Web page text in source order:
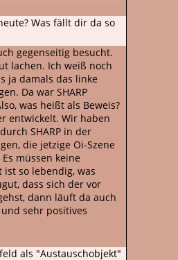
Was fällt dir da so
gegenseitig besucht.
lachen. Ich weiß noch
ja damals das linke
Da war SHARP
was heißt als Beweis?
entwickelt. Wir haben
SHARP in der
die jetzige Oi-Szene
müssen keine
so lebendig, was
dass sich der vor
dann läuft da auch
sehr positives
als "Austauschobjekt"